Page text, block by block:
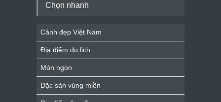
Chọn nhanh
Cảnh đẹp Việt Nam
Địa điểm du lịch
Món ngon
Đặc sản vùng miền